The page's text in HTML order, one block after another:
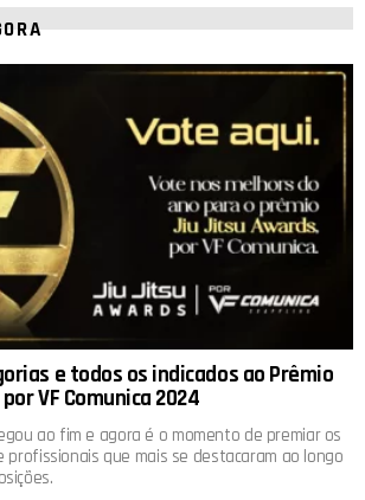
e todos os indicados ao Prêmio
VF Comunica 2024
ao fim e agora é o momento de premiar os
que mais se destacaram ao longo